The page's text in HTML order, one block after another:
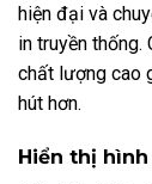
hiện đại và
in truyền thống.
chất lượng cao
hút hơn.
Hiển thị